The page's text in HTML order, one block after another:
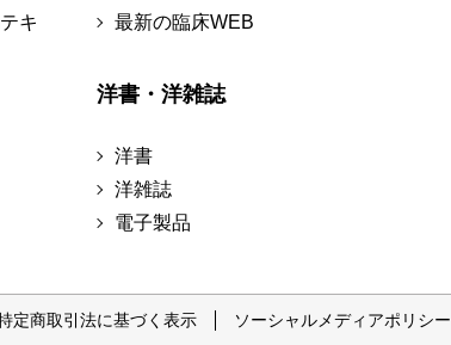
キ
最新の臨床WEB
洋書・洋雑誌
洋書
洋雑誌
電子製品
定商取引法に基づく表示 ソーシャルメディアポリシー